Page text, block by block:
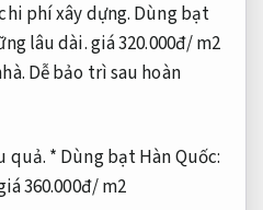
phí xây dựng. Dùng bạt
lâu dài.giá 320.000đ/ m2
Dễ bảo trì sau hoàn
quả. * Dùng bạt Hàn Quốc:
360.000đ/ m2